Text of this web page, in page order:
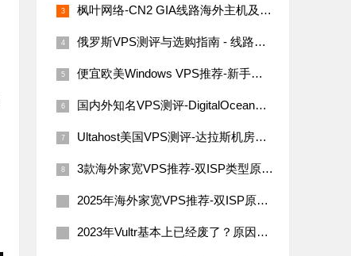
枫叶网络-CN2 GIA线路海外主机及VPS评测
俄罗斯VPS测评与选购指南 - 线路稳定性与价格解析
便宜欧美Windows VPS推荐-新手必看指南
国内外知名VPS测评-DigitalOcean、Linode、Vultr与搬瓦工
Ultahost美国VPS测评-达拉斯机房网络性能与价格详解
3款海外家宽VPS推荐-双ISP类型原生IP
2025年海外家宽VPS推荐-双ISP原生住宅IP
2023年Vultr基本上已经废了？原因分析及解决办法